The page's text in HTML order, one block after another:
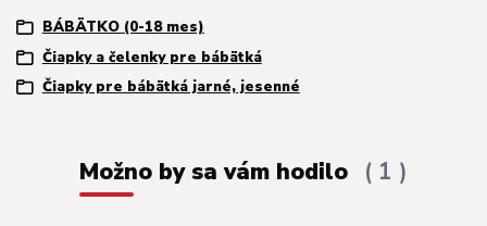
BÁBÄTKO (0-18 mes)
Čiapky a čelenky pre bábätká
Čiapky pre bábätká jarné, jesenné
Možno by sa vám hodilo 1